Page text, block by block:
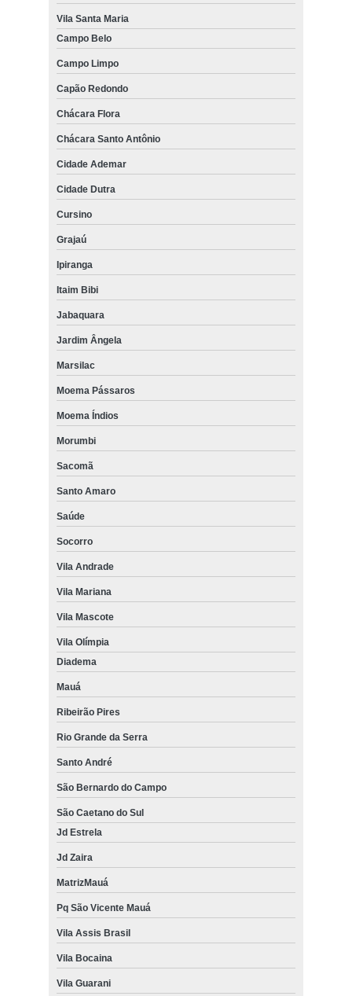
Vila Santa Maria
Campo Belo
Campo Limpo
Capão Redondo
Chácara Flora
Chácara Santo Antônio
Cidade Ademar
Cidade Dutra
Cursino
Grajaú
Ipiranga
Itaim Bibi
Jabaquara
Jardim Ângela
Marsilac
Moema Pássaros
Moema Índios
Morumbi
Sacomã
Santo Amaro
Saúde
Socorro
Vila Andrade
Vila Mariana
Vila Mascote
Vila Olímpia
Diadema
Mauá
Ribeirão Pires
Rio Grande da Serra
Santo André
São Bernardo do Campo
São Caetano do Sul
Jd Estrela
Jd Zaira
MatrizMauá
Pq São Vicente Mauá
Vila Assis Brasil
Vila Bocaina
Vila Guarani